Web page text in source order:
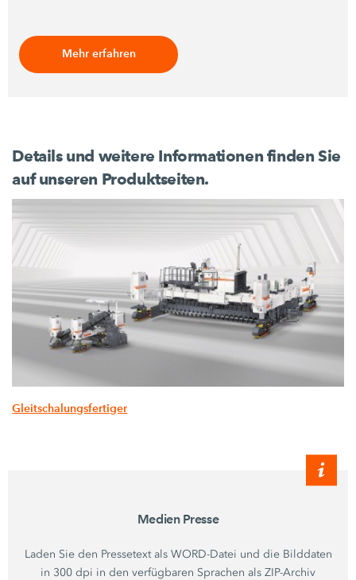
Mehr erfahren
Details und weitere Informationen finden Sie
auf unseren Produktseiten.
Gleitschalungsfertiger
Medien Presse
Laden Sie den Pressetext als WORD-Datei und die Bilddaten
in 300 dpi in den verfügbaren Sprachen als ZIP-Archiv